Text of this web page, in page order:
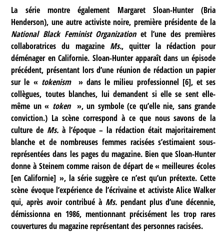
La série montre également Margaret Sloan-Hunter (Bria
Henderson), une autre activiste noire, première présidente de la
National Black Feminist Organizationet l’une des premières
collaboratrices du magazine Ms., quitter la rédaction pour
déménager en Californie. Sloan-Hunter apparaît dans un épisode
précédent, présentant lors d’une réunion de rédaction un papier
sur le « tokenism » dans le milieu professionnel [6], et ses
collègues, toutes blanches, lui demandent si elle se sent elle-
même un « token », un symbole (ce qu’elle nie, sans grande
conviction.) La scène correspond à ce que nous savons de la
culture de Ms. à l’époque – la rédaction était majoritairement
blanche et de nombreuses femmes racisées s’estimaient sous-
représentées dans les pages du magazine. Bien que Sloan-Hunter
donne à Steinem comme raison de départ de « meilleures écoles
[en Californie] », la série suggère ce n’est qu’un prétexte. Cette
scène évoque l’expérience de l’écrivaine et activiste Alice Walker
qui, après avoir contribué à Ms.pendant plus d’une décennie,
démissionna en 1986, mentionnant précisément les trop rares
couvertures du magazine représentant des personnes racisées.